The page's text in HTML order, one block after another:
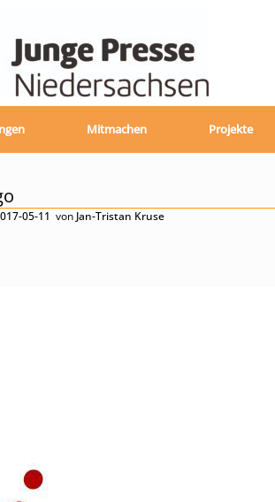
Mitmachen Projekte
05-11 von Jan-Tristan Kruse